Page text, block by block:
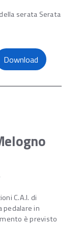
serata Serata
Download
C.A.I. di
pedalare in
è previsto